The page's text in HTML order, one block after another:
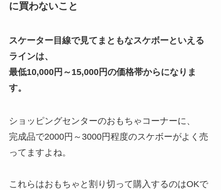
に買わないこと
スケーター目線で見てまともなスケボーといえる
ラインは、
最低10,000円～15,000円の価格帯からになりま
す。
ショッピングセンターのおもちゃコーナーに、
完成品で2000円～3000円程度のスケボーがよく売
ってますよね。
これらはおもちゃと割り切って購入するのはOKで